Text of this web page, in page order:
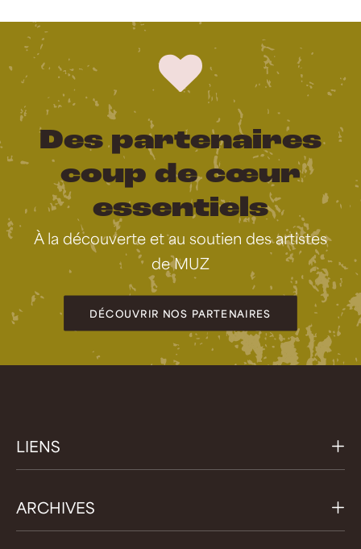
Des partenaires
coup de cœur
essentiels
À la découverte et au soutien des artistes
de MUZ
DÉCOUVRIR NOS PARTENAIRES
LIENS
ARCHIVES